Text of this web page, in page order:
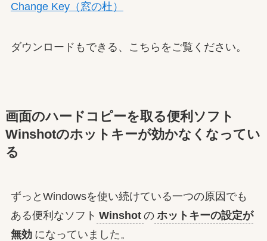
Change Key（窓の杜）
ダウンロードもできる、こちらをご覧ください。
画面のハードコピーを取る便利ソフト
Winshotのホットキーが効かなくなってい
る
ずっとWindowsを使い続けている一つの原因でも
ある便利なソフト Winshot の ホットキーの設定が
無効 になっていました。